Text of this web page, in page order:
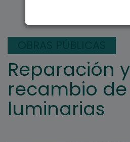
Reparación y
recambio de
luminarias